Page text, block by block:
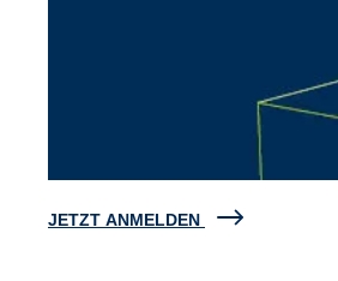
JETZT ANMELDEN